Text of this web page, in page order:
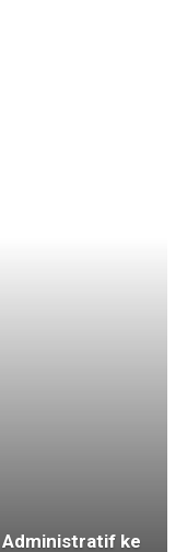
Administratif ke